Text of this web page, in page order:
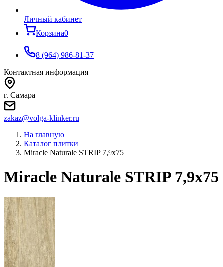
Личный кабинет
Корзина0
8 (964) 986-81-37
Контактная информация
г. Самара
zakaz@volga-klinker.ru
На главную
Каталог плитки
Miracle Naturale STRIP 7,9x75
Miracle Naturale STRIP 7,9x75